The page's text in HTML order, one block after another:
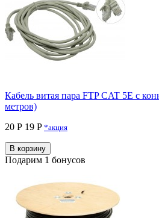
Кабель витая пара FTP CAT 5E с
метров)
20 Р 19 P *акция
В корзину
Подарим 1 бонусов